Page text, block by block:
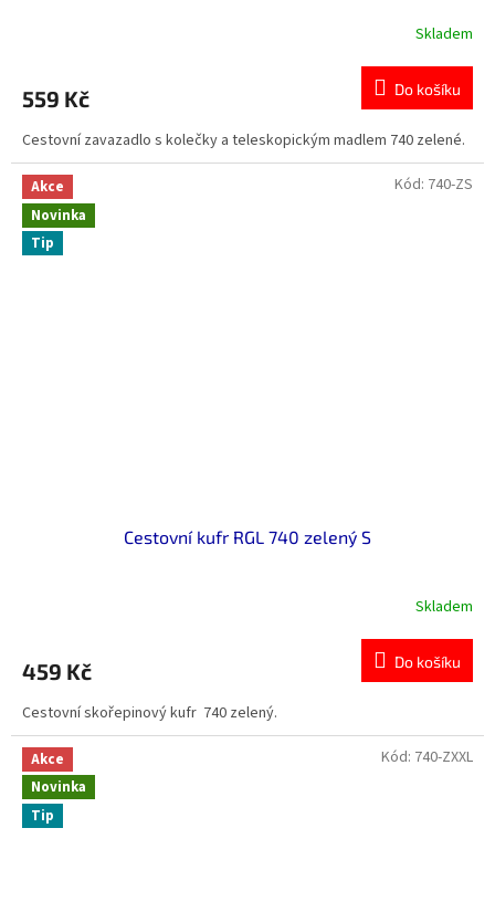
Skladem
559 Kč Do košíku
Cestovní zavazadlo s kolečky a teleskopickým madlem 740 zelené.
Akce
Novinka
Tip
Cestovní kufr RGL 740 zelený S
je
z
5
hvězdiček.
Skladem
459 Kč Do košíku
Cestovní skořepinový kufr 740 zelený.
Kód: 740-ZS
Akce
Novinka
Tip
Kód: 740-ZXXL